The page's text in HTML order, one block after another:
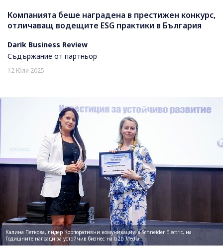
Компанията беше наградена в престижен конкурс,
отличаващ водещите ESG практики в България
Darik Business Review
Съдържание от партньор
12 Юли 2025
Калина Петкова, лидер Корпоративни комуникации в Schneider Electric, на
Годишните награди за устойчив бизнес на b2b Media